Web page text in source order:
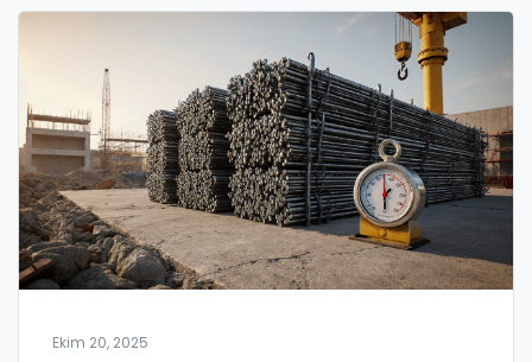
Ekim 20, 2025